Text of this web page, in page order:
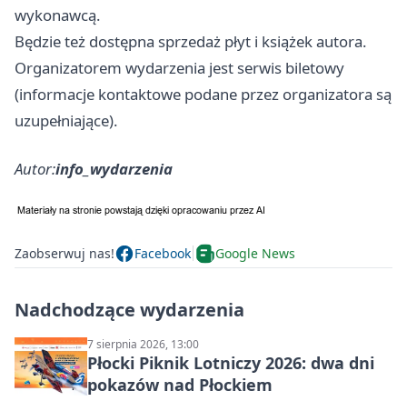
wykonawcą.
Będzie też dostępna sprzedaż płyt i książek autora.
Organizatorem wydarzenia jest serwis biletowy
(informacje kontaktowe podane przez organizatora są
uzupełniające).
Autor:info_wydarzenia
Zaobserwuj nas! Facebook Google News
Nadchodzące wydarzenia
7 sierpnia 2026, 13:00
Płocki Piknik Lotniczy 2026: dwa dni
pokazów nad Płockiem